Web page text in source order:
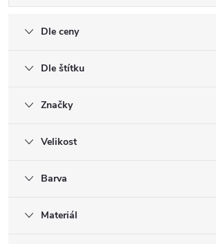
Dle ceny
Dle štítku
Značky
Velikost
Barva
Materiál